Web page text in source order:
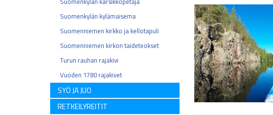
Suomenkylän kylämaisema
Suomenniemen kirkko ja kellotapuli
Suomenniemen kirkon taideteokset
Turun rauhan rajakivi
Vuoden 1780 rajakivet
SYÖ JA JUO
RETKEILYREITIT